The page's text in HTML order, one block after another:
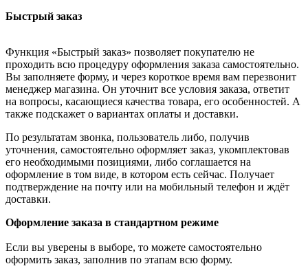
Быстрый заказ
Функция «Быстрый заказ» позволяет покупателю не
проходить всю процедуру оформления заказа самостоятельно.
Вы заполняете форму, и через короткое время вам перезвонит
менеджер магазина. Он уточнит все условия заказа, ответит
на вопросы, касающиеся качества товара, его особенностей. А
также подскажет о вариантах оплаты и доставки.
По результатам звонка, пользователь либо, получив
уточнения, самостоятельно оформляет заказ, укомплектовав
его необходимыми позициями, либо соглашается на
оформление в том виде, в котором есть сейчас. Получает
подтверждение на почту или на мобильный телефон и ждёт
доставки.
Оформление заказа в стандартном режиме
Если вы уверены в выборе, то можете самостоятельно
оформить заказ, заполнив по этапам всю форму.